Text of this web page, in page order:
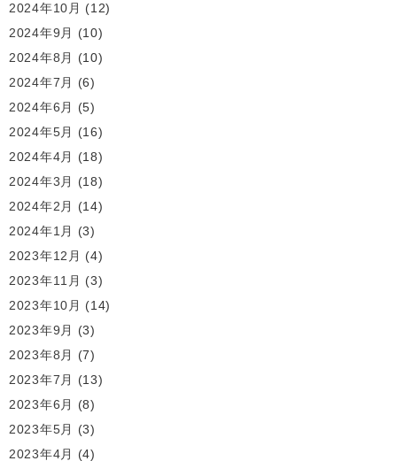
2024年10月 (12)
2024年9月
(10)
2024年8月
(10)
2024年7月
(6)
2024年6月
(5)
2024年5月
(16)
2024年4月
(18)
2024年3月
(18)
2024年2月
(14)
2024年1月
(3)
2023年12月 (4)
2023年11月 (3)
2023年10月 (14)
2023年9月
(3)
2023年8月
(7)
2023年7月
(13)
2023年6月
(8)
2023年5月
(3)
2023年4月
(4)